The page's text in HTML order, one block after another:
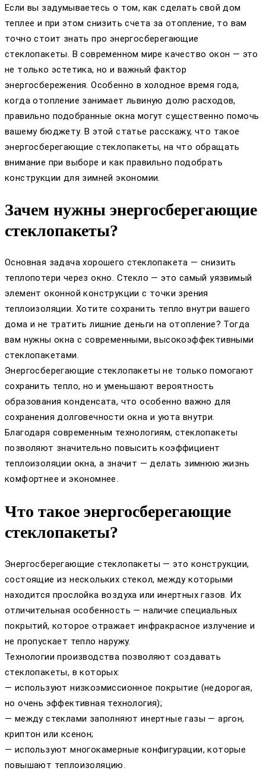
Если вы задумываетесь о том, как сделать свой дом
теплее и при этом снизить счета за отопление, то вам
точно стоит знать про энергосберегающие
стеклопакеты. В современном мире качество окон — это
не только эстетика, но и важный фактор
энергосбережения. Особенно в холодное время года,
когда отопление занимает львиную долю расходов,
правильно подобранные окна могут существенно помочь
вашему бюджету. В этой статье расскажу, что такое
энергосберегающие стеклопакеты, на что обращать
внимание при выборе и как правильно подобрать
конструкции для зимней экономии.
Зачем нужны энергосберегающие
стеклопакеты?
Основная задача хорошего стеклопакета — снизить
теплопотери через окно. Стекло — это самый уязвимый
элемент оконной конструкции с точки зрения
теплоизоляции. Хотите сохранить тепло внутри вашего
дома и не тратить лишние деньги на отопление? Тогда
вам нужны окна с современными, высокоэффективными
стеклопакетами.
Энергосберегающие стеклопакеты не только помогают
сохранить тепло, но и уменьшают вероятность
образования конденсата, что особенно важно для
сохранения долговечности окна и уюта внутри.
Благодаря современным технологиям, стеклопакеты
позволяют значительно повысить коэффициент
теплоизоляции окна, а значит — делать зимнюю жизнь
комфортнее и экономнее.
Что такое энергосберегающие
стеклопакеты?
Энергосберегающие стеклопакеты — это конструкции,
состоящие из нескольких стекол, между которыми
находится прослойка воздуха или инертных газов. Их
отличительная особенность — наличие специальных
покрытий, которое отражает инфракрасное излучение и
не пропускает тепло наружу.
Технологии производства позволяют создавать
стеклопакеты, в которых:
— используют низкоэмиссионное покрытие (недорогая,
но очень эффективная технология);
— между стеклами заполняют инертные газы — аргон,
криптон или ксенон;
— используют многокамерные конфигурации, которые
повышают теплоизоляцию.